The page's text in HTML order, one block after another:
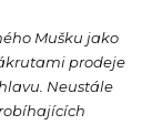
Mušku jako
prodeje
Neustále